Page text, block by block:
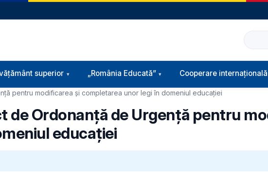
Caută
superior „România Educată” Cooperare internațională
pentru modificarea și completarea unor legi în domeniul educației
de Ordonanță de Urgență pentru
educației